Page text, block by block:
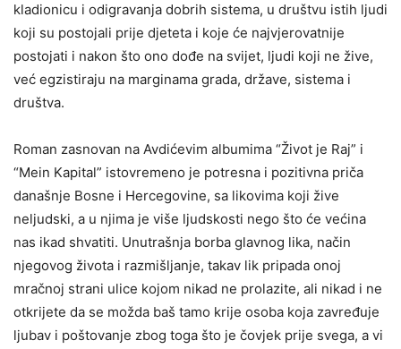
kladionicu i odigravanja dobrih sistema, u društvu istih ljudi
koji su postojali prije djeteta i koje će najvjerovatnije
postojati i nakon što ono dođe na svijet, ljudi koji ne žive,
već egzistiraju na marginama grada, države, sistema i
društva.
Roman zasnovan na Avdićevim albumima “Život je Raj” i
“Mein Kapital” istovremeno je potresna i pozitivna priča
današnje Bosne i Hercegovine, sa likovima koji žive
neljudski, a u njima je više ljudskosti nego što će većina
nas ikad shvatiti. Unutrašnja borba glavnog lika, način
njegovog života i razmišljanje, takav lik pripada onoj
mračnoj strani ulice kojom nikad ne prolazite, ali nikad i ne
otkrijete da se možda baš tamo krije osoba koja zavređuje
ljubav i poštovanje zbog toga što je čovjek prije svega, a vi